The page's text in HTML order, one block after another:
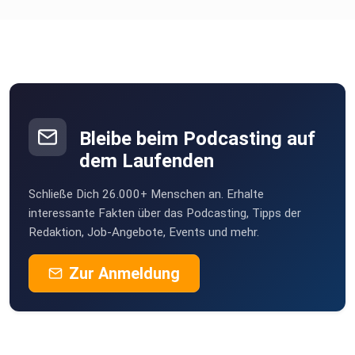
übrigens Joël, der Macher dieses Podcasts. Ich bin ein
Creator und
Medienunternehmer, der für Wachstum und Vielfalt steht.
Vorgehen besteht darin, dass ich inspirierende und
erfolgreiche
Menschen interviewe, um von ihnen zu lernen und
Wissensabkürzungen
für dich und mich aufzutun. Mit meinem Podcast digital
kompakt
zeige ich dir Wachstumsstrategien für dein
Bleibe beim Podcasting auf
dem Laufenden
Schließe Dich 26.000+ Menschen an. Erhalte
interessante Fakten über das Podcasting, Tipps der
Redaktion, Job-Angebote, Events und mehr.
Zur Anmeldung